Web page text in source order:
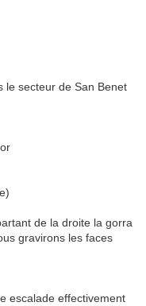
le secteur de San Benet
de la droite la gorra
gravirons les faces
escalade effectivement